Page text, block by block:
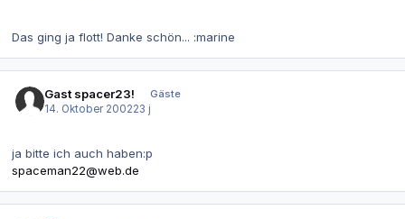
Das ging ja flott! Danke schön... :marine
Gast spacer23!
Gäste
14. Oktober 200223 j
ja bitte ich auch haben:p
spaceman22@web.de